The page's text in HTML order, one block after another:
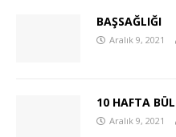
BAŞSAĞLIĞI
Aralık 9, 2021
10 HAFTA
Aralık 9, 2021